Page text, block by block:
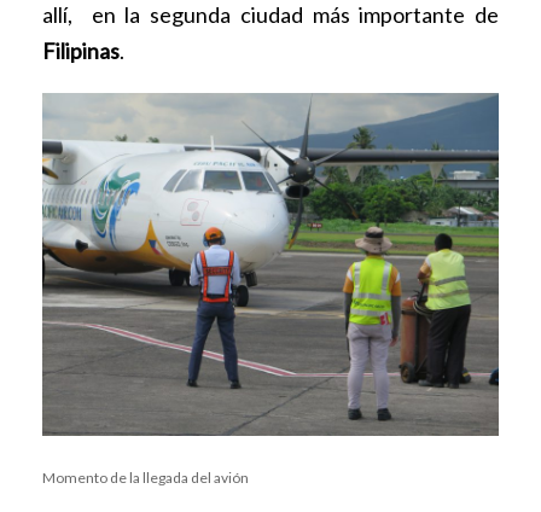
allí, en la segunda ciudad más importante de
Filipinas.
Momento de la llegada del avión